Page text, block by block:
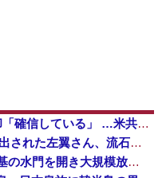
台湾への140億ドル規模の武器売却「確信している」 …米共和党重鎮、マコール議員が表明！
【ニュース】 広島記念公園を追い出された左翼さん、流石にキモすぎて炎上
【おわった】三峡ダム、豪雨で13基の水門を開き大規模放流開始か 下流の工場地帯に洪水流入で崩壊はじまる